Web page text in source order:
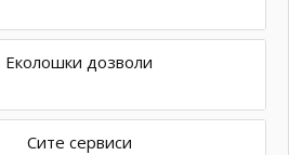
Еколошки дозволи
Сите сервиси